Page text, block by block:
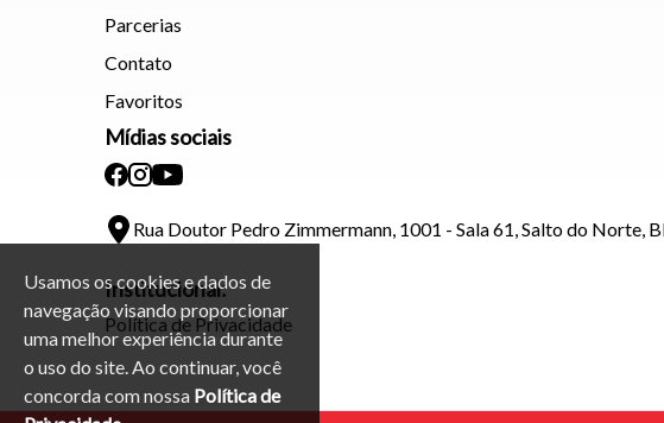
Usamos os cookies e dados de
navegação visando proporcionar
uma melhor experiência durante
o uso do site. Ao continuar, você
concorda com nossa Política de
Parcerias
Contato
Favoritos
Mídias sociais
Rua Doutor Pedro Zimmermann, 1001 - Sala 61, Salto do Norte,
Institucional:
Política de Privacidade